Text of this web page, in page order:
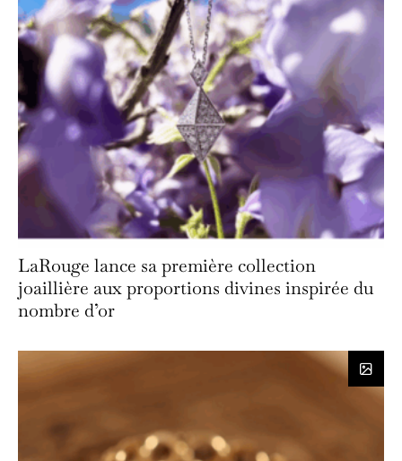
LaRouge lance sa première collection
joaillière aux proportions divines inspirée du
nombre d’or